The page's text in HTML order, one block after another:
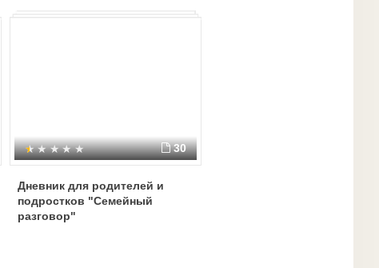
30
Дневник для родителей и
подростков "Семейный
разговор"